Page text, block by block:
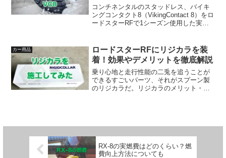
【VikingContact 8】
コンチネンタルのスタッドレス、バイキ
ングコンタクト8（VikingContact 8）をロ
ードスターRFで1シーズン使用した実体
ポーツカーに合うスタッドレスを探して
いる人は参考にしてほしい。
カー用品
ロードスターRFにリジカラを装
着！効果やデメリットを徹底解説
乗り心地と走行性能の二兎を追うことが
できるすごいパーツ、それがスプーン製
のリジカラだ。リジカラのメリット・デ
いための判断基準もまとめた。
RX-8の実燃費はどのくらい？燃
費向上方法についても